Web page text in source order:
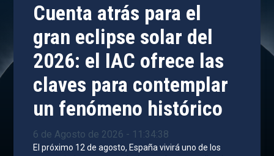
Cuenta atrás para el
gran eclipse solar del
2026: el IAC ofrece las
claves para contemplar
un fenómeno histórico
6 de Agosto de 2026 - 11:34:38
El próximo 12 de agosto, España vivirá uno de los